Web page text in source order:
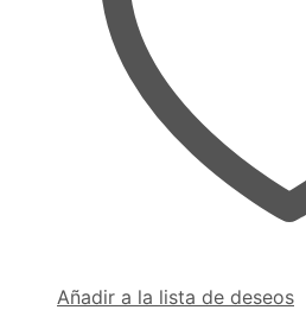
Añadir a la lista de deseos